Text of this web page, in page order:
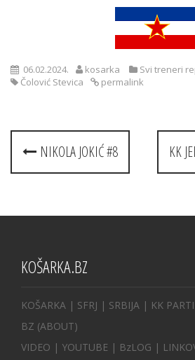
06.02.2024. kosarka
Svi treneri
Čolović Stevica
permalink
Post
navigation
NIKOLA JOKIĆ #8 KK
KOŠARKA.BZ
KOŠARKA | SFRJ | SRBIJA | KK
BZ (ABOUT)
VIDEO | YOUTUBE | BzLOG |